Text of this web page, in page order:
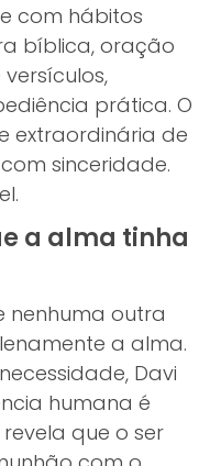
com hábitos
bíblica, oração
prática. O
extraordinária de
sinceridade.
a alma tinha
nenhuma outra
a alma.
Davi
humana é
que o ser